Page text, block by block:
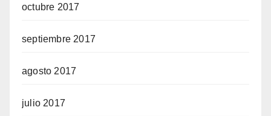
octubre 2017
septiembre 2017
agosto 2017
julio 2017